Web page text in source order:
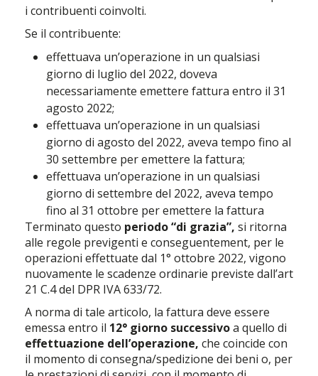
i contribuenti coinvolti.
Se il contribuente:
effettuava un’operazione in un qualsiasi
giorno di luglio del 2022, doveva
necessariamente emettere fattura entro il 31
agosto 2022;
effettuava un’operazione in un qualsiasi
giorno di agosto del 2022, aveva tempo fino al
30 settembre per emettere la fattura;
effettuava un’operazione in un qualsiasi
giorno di settembre del 2022, aveva tempo
fino al 31 ottobre per emettere la fattura
Terminato questo periodo “di grazia”, si ritorna
alle regole previgenti e conseguentement, per le
operazioni effettuate dal 1° ottobre 2022, vigono
nuovamente le scadenze ordinarie previste dall’art
21 C.4 del DPR IVA 633/72.
A norma di tale articolo, la fattura deve essere
emessa entro il 12° giorno successivoa quello di
effettuazione dell’operazione, che coincide con
il momento di consegna/spedizione dei beni o, per